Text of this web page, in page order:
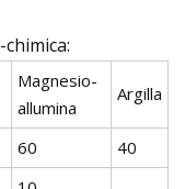
Magnesio-
allumina
Argilla
60
40